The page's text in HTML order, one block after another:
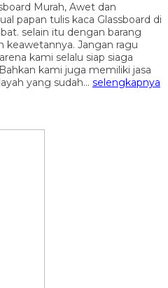
Murah, Awet dan
papan tulis kaca Glassboard di
selain itu dengan barang
keawetannya. Jangan ragu
kami selalu siap siaga
kami juga memiliki jasa
yang sudah… selengkapnya